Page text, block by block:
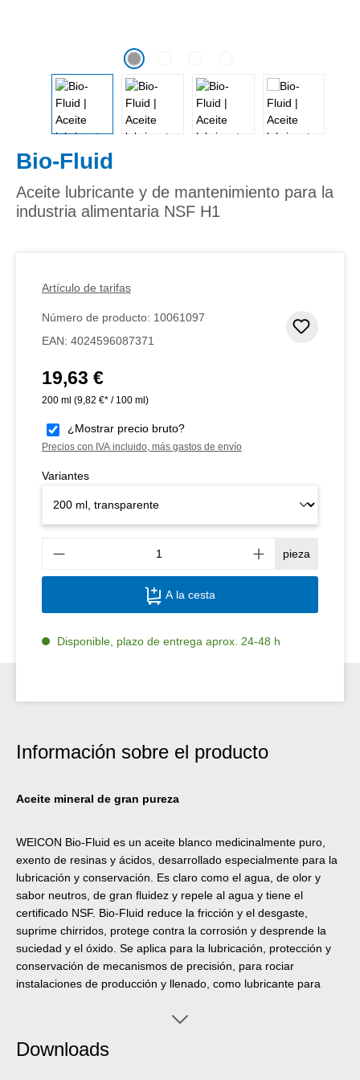
Bio-Fluid
Aceite lubricante y de mantenimiento para la
industria alimentaria NSF H1
Artículo de tarifas
Número de producto: 10061097
EAN: 4024596087371
Precio normal:
19,63 €
200 ml (9,82 €* / 100 ml)
¿Mostrar precio bruto?
Precios con IVA incluido, más gastos de envío
Variantes
pieza
A la cesta
Disponible, plazo de entrega aprox. 24-48 h
Información sobre el producto
Aceite mineral de gran pureza
WEICON Bio-Fluid es un aceite blanco medicinalmente puro,
exento de resinas y ácidos, desarrollado especialmente para la
lubricación y conservación. Es claro como el agua, de olor y
sabor neutros, de gran fluidez y repele al agua y tiene el
certificado NSF. Bio-Fluid reduce la fricción y el desgaste,
suprime chirridos, protege contra la corrosión y desprende la
suciedad y el óxido. Se aplica para la lubricación, protección y
conservación de mecanismos de precisión, para rociar
instalaciones de producción y llenado, como lubricante para
todo proceso en que el contacto ocasional con comestibles y
desarrolló especialmente para aplica
Downloads